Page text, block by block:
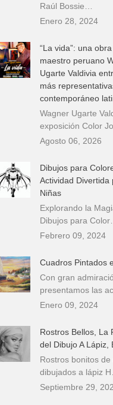
Raúl Bossie…
Enero 28, 2024
“La vida”: una
maestro peruano
Ugarte Valdivia
más
contemporáneo
Wagner Ugarte
exposición Color
Agosto 06, 2026
Dibujos para
Actividad Divertida
Niñas
Explorando la
Dibujos para Color…
Febrero 09, 2024
Cuadros Pintados
Con gran
presentamos las
Enero 09, 2024
Rostros Bellos, La
del Dibujo A Lápiz,
Rostros bonitos
dibujados a lápiz
Septiembre 29,